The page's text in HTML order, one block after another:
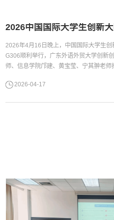
2026年4月16日晚上，中国国际大学生
G306顺利举行，广东外语外贸大学创新
师、信息学院邝建、黄宝莹、宁其翀老
识与现实应用紧密结合。大家在答辩中充
2026-04-17